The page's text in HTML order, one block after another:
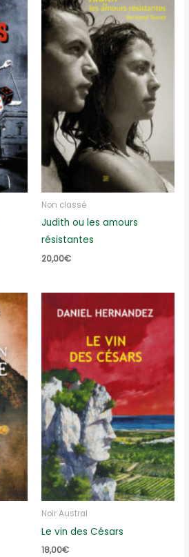
Non classé
Judith ou les amours
résistantes
20,00€
Noir Austral
Le vin des Césars
18,00€